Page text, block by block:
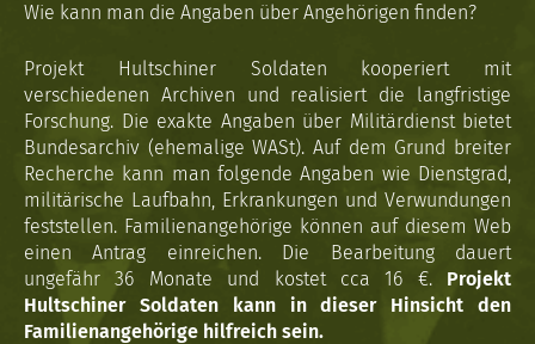
Wie kann man die Angaben über Angehörigen finden?
Projekt Hultschiner Soldaten kooperiert mit
verschiedenen Archiven und realisiert die langfristige
Forschung. Die exakte Angaben über Militärdienst bietet
Bundesarchiv (ehemalige WASt). Auf dem Grund breiter
Recherche kann man folgende Angaben wie Dienstgrad,
militärische Laufbahn, Erkrankungen und Verwundungen
feststellen. Familienangehörige können auf diesem Web
einen Antrag einreichen. Die Bearbeitung dauert
ungefähr 36 Monate und kostet cca 16 €. Projekt
Hultschiner Soldaten kann in dieser Hinsicht den
Familienangehörige hilfreich sein.